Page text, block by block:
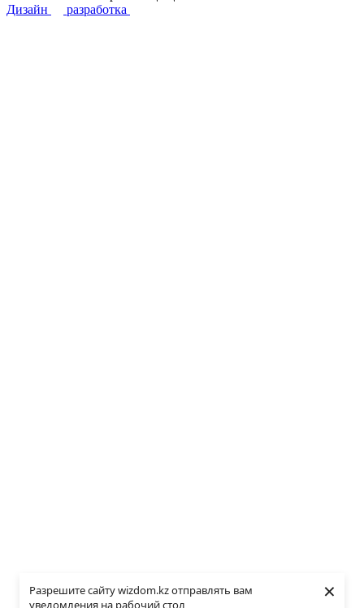
Разрешите сайту wizdom.kz отправлять вам
уведомления на рабочий стол
×
Дизайн
разработка